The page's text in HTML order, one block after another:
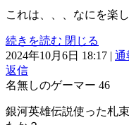
これは、、、なにを楽
続きを読む 閉じる
2024年10月6日 18:17 | 通
返信
名無しのゲーマー 46
銀河英雄伝説使った札